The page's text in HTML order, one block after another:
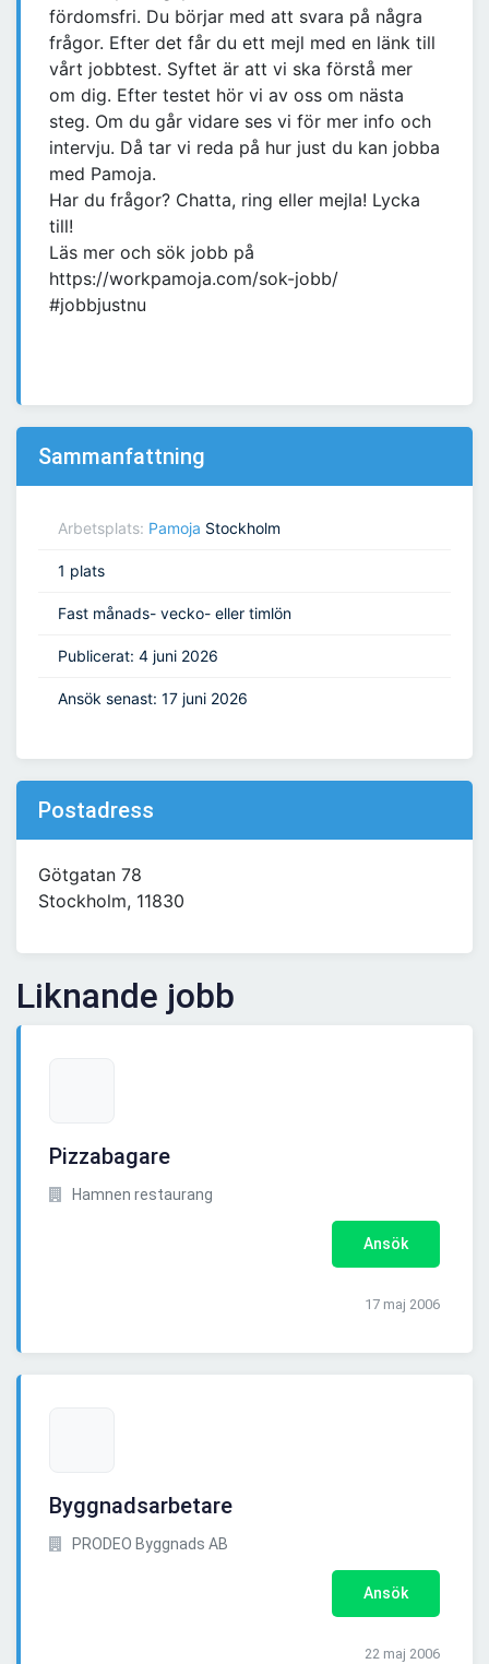
fördomsfri. Du börjar med att svara på några
frågor. Efter det får du ett mejl med en länk till
vårt jobbtest. Syftet är att vi ska förstå mer
om dig. Efter testet hör vi av oss om nästa
steg. Om du går vidare ses vi för mer info och
intervju. Då tar vi reda på hur just du kan jobba
med Pamoja.
Har du frågor? Chatta, ring eller mejla! Lycka
till!
Läs mer och sök jobb på
https://workpamoja.com/sok-jobb/
#jobbjustnu
Sammanfattning
Arbetsplats: Pamoja Stockholm
1 plats
Fast månads- vecko- eller timlön
Publicerat: 4 juni 2026
Ansök senast: 17 juni 2026
Postadress
Götgatan 78
Stockholm, 11830
Liknande jobb
Pizzabagare
Hamnen restaurang
Ansök
17 maj 2006
Byggnadsarbetare
PRODEO Byggnads AB
Ansök
22 maj 2006